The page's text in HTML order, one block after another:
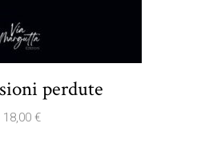
perdute
18,00 €